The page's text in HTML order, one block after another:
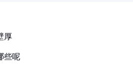
厚
些呢